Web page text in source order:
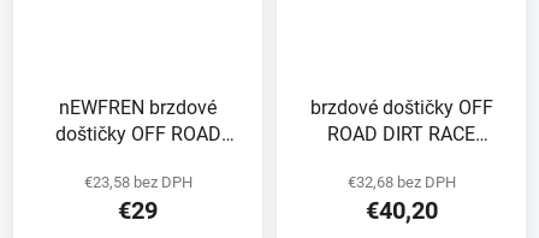
nEWFREN brzdové
doštičky OFF ROAD
balení
€23,58 bez DPH
€29
brzdové doštičky OFF
ROAD DIRT RACE
ks v balení
€32,68 bez DPH
€40,20